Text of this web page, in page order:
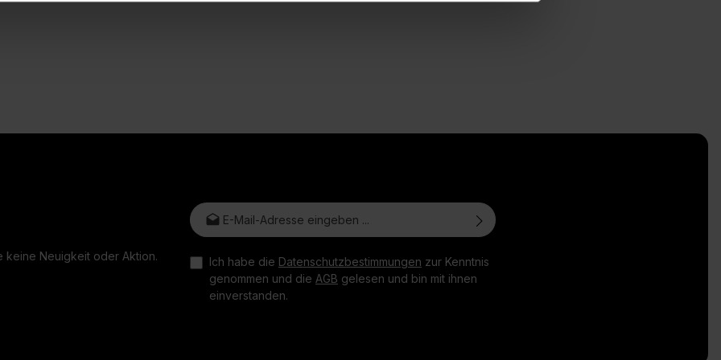
keine Neuigkeit oder Aktion.
E-Mail-Adresse*
Ich habe die Datenschutzbestimmungen zur Kenntnis
genommen und die AGB gelesen und bin mit ihnen
einverstanden.